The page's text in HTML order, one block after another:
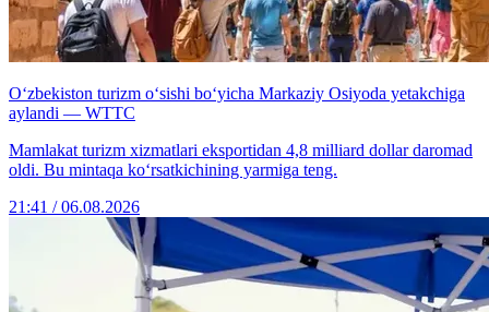
O‘zbekiston turizm o‘sishi bo‘yicha Markaziy Osiyoda yetakchiga
aylandi — WTTC
Mamlakat turizm xizmatlari eksportidan 4,8 milliard dollar daromad
oldi. Bu mintaqa ko‘rsatkichining yarmiga teng.
21:41 / 06.08.2026